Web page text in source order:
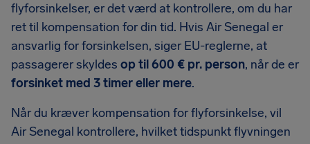
flyforsinkelser, er det værd at kontrollere, om du har
ret til kompensation for din tid. Hvis Air Senegal er
ansvarlig for forsinkelsen, siger EU-reglerne, at
passagerer skyldes op til 600 € pr. person, når de er
forsinket med 3 timer eller mere.
Når du kræver kompensation for flyforsinkelse, vil
Air Senegal kontrollere, hvilket tidspunkt flyvningen